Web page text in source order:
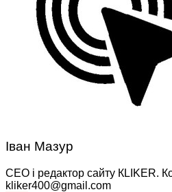
Іван Мазур
CEO і редактор сайту КLIKER.
kliker400@gmail.com